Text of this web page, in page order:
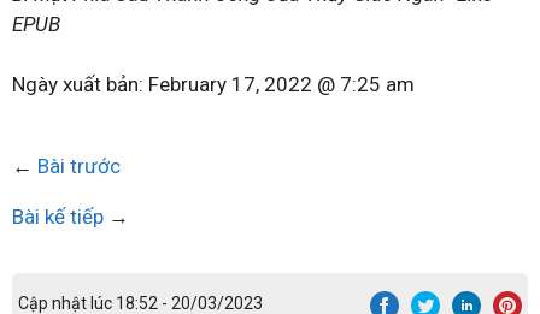
EPUB
Ngày xuất bản: February 17, 2022 @ 7:25 am
← Bài trước
Bài kế tiếp →
Cập nhật lúc 18:52 - 20/03/2023